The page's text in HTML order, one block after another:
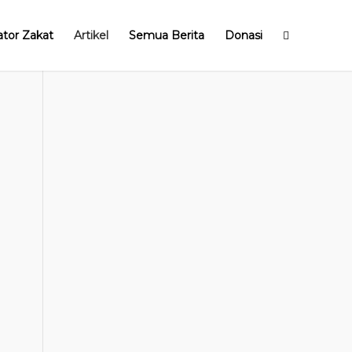
Zakat Artikel Semua Berita Donasi